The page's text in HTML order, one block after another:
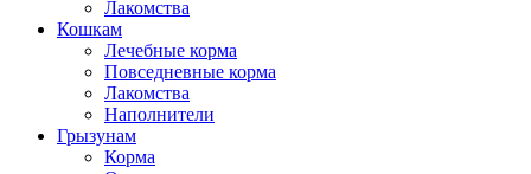
Лакомства
Кошкам
Лечебные корма
Повседневные корма
Лакомства
Наполнители
Грызунам
Корма